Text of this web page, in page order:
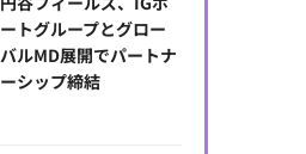
ートグループとグロー
バルMD展開でパートナ
ーシップ締結